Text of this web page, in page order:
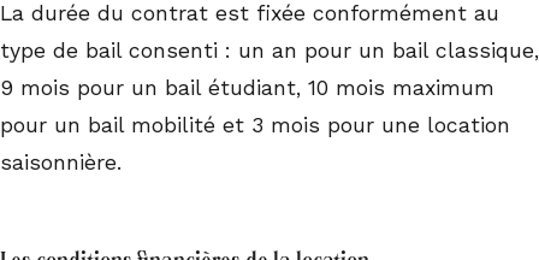
La durée du contrat est fixée conformément au
type de bail consenti : un an pour un bail classique,
9 mois pour un bail étudiant, 10 mois maximum
pour un bail mobilité et 3 mois pour une location
saisonnière.